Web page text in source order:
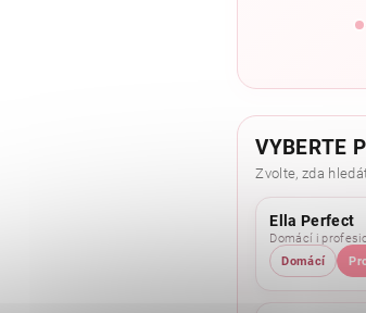
VYBERTE
Zvolte, zda
Ella Perfect
Domácí i
Domácí